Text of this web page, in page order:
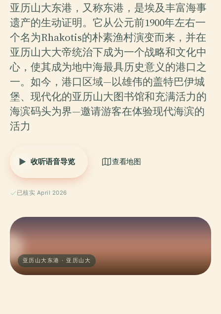
亚历山大东港，又称东港，是埃及丰富海事
遗产的生动证明。它从公元前1900年左右一
个名为Rhakotis的朴素渔村演变而来，并在
亚历山大大帝统治下成为一个战略和文化中
心，使其成为地中海最具历史意义的港口之
一。如今，港口区域—以雄伟的盖特巴伊城
堡、现代化的亚历山大图书馆和充满活力的
海滨码头为界—邀请游客在体验现代海滨的
活力
收听语音导览 查看地图
已核实 April 2026
亚历山大东港 · 亚历山大